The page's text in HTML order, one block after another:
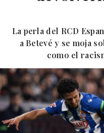
La perla del RCD
a Betevé y se moja
como el